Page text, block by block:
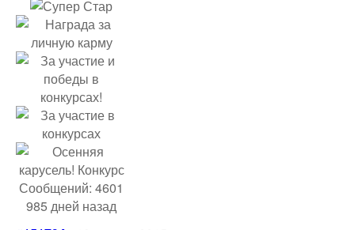
Сообщений: 4601
985 дней назад